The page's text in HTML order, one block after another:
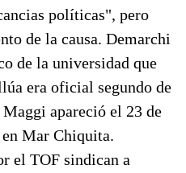
políticas", pero
de la causa. Demarchi
de la universidad que
era oficial segundo de
apareció el 23 de
Mar Chiquita.
el TOF sindican a